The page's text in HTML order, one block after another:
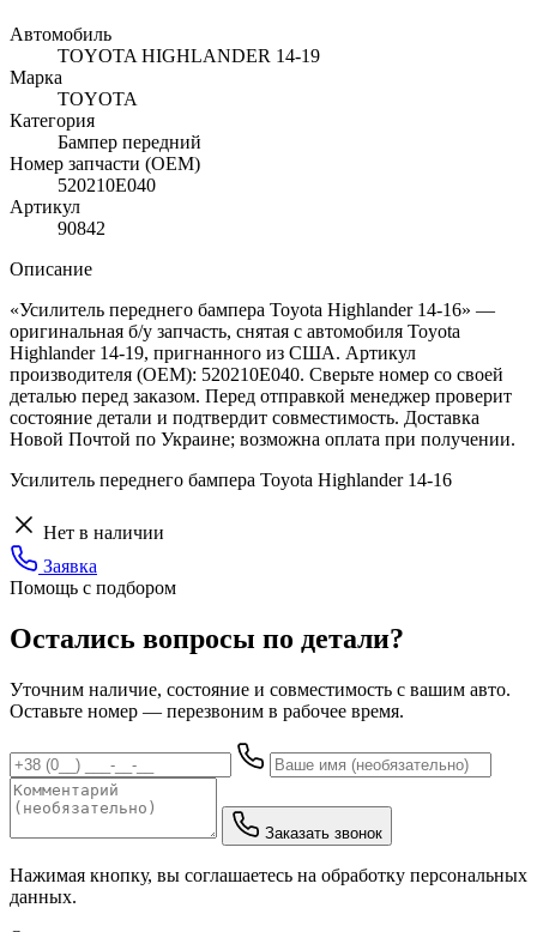
Автомобиль
TOYOTA HIGHLANDER 14-19
Марка
TOYOTA
Категория
Бампер передний
Номер запчасти (OEM)
520210E040
Артикул
90842
Описание
«Усилитель переднего бампера Toyota Highlander 14-16» —
оригинальная б/у запчасть, снятая с автомобиля Toyota
Highlander 14-19, пригнанного из США. Артикул
производителя (OEM): 520210E040. Сверьте номер со своей
деталью перед заказом. Перед отправкой менеджер проверит
состояние детали и подтвердит совместимость. Доставка
Новой Почтой по Украине; возможна оплата при получении.
Усилитель переднего бампера Toyota Highlander 14-16
Нет в наличии
Заявка
Помощь с подбором
Остались вопросы по детали?
Уточним наличие, состояние и совместимость с вашим авто.
Оставьте номер — перезвоним в рабочее время.
Заказать звонок
Нажимая кнопку, вы соглашаетесь на обработку персональных
данных.